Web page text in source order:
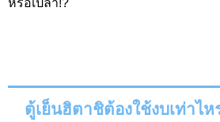
หรือเปล่า!?
ตู้เย็นฮิตาชิต้องใช้งบเท่าไ